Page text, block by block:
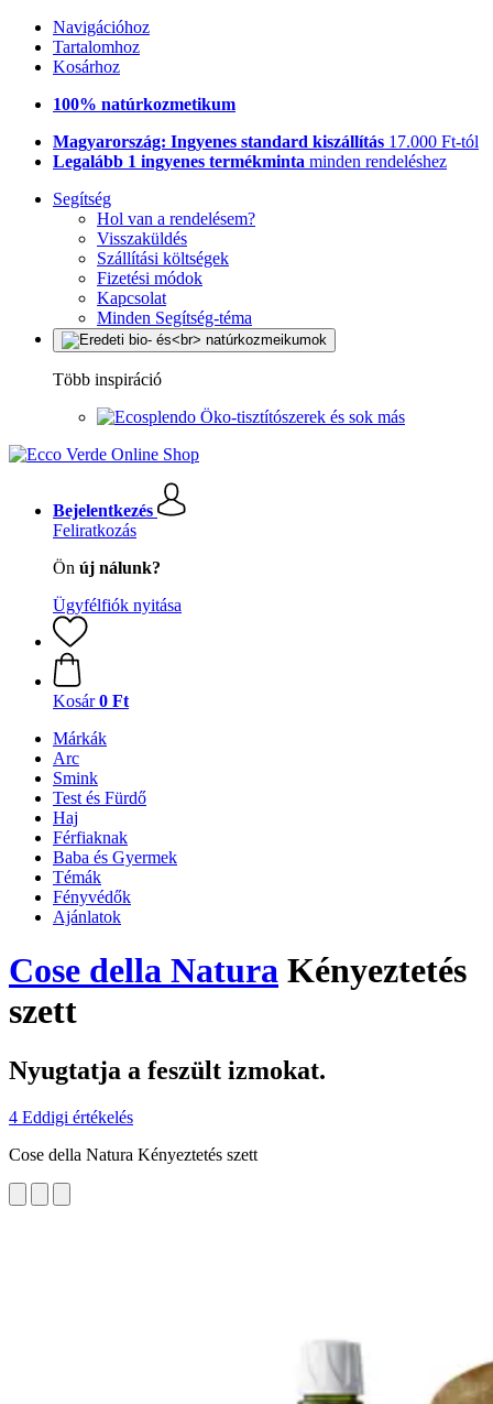
Navigációhoz
Tartalomhoz
Kosárhoz
100% natúrkozmetikum
Magyarország: Ingyenes standard kiszállítás 17.000 Ft-tól
Legalább 1 ingyenes termékminta minden rendeléshez
Segítség
Hol van a rendelésem?
Visszaküldés
Szállítási költségek
Fizetési módok
Kapcsolat
Minden Segítség-téma
Több inspiráció
Öko-tisztítószerek és sok más
Bejelentkezés
Feliratkozás
Ön új nálunk?
Ügyfélfiók nyitása
Kosár 0 Ft
Márkák
Arc
Smink
Test és Fürdő
Haj
Férfiaknak
Baba és Gyermek
Témák
Fényvédők
Ajánlatok
Cose della Natura Kényeztetés
szett
Nyugtatja a feszült izmokat.
4 Eddigi értékelés
Cose della Natura Kényeztetés szett